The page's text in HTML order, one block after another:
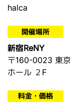
halca
開催場所
新宿ReNY
〒160-0023 東
ホール ２F
料金・価格